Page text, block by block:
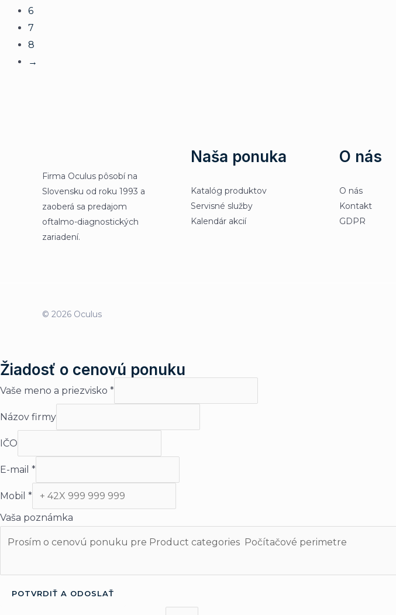
6
7
8
→
Firma Oculus pôsobí na
Slovensku od roku 1993 a
zaoberá sa predajom
oftalmo-diagnostických
zariadení.
Naša ponuka
Katalóg produktov
Servisné služby
Kalendár akcií
O nás
O nás
Kontakt
GDPR
© 2026 Oculus
Žiadosť o cenovú ponuku
Vaše meno a priezvisko *
Názov firmy
IČO
E-mail *
Mobil *
Vaša poznámka
POTVRDIŤ A ODOSLAŤ